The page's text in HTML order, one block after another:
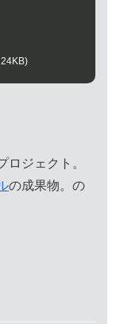
ロジェクト。
の成果物。の